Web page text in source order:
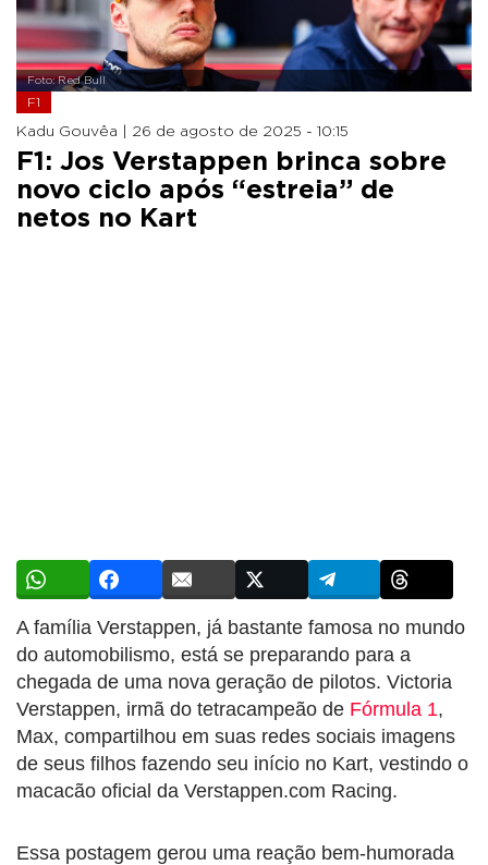
Foto: Red Bull
F1
Kadu Gouvêa | 26 de agosto de 2025 - 10:15
F1: Jos Verstappen brinca sobre
novo ciclo após “estreia” de
netos no Kart
A família Verstappen, já bastante famosa no mundo
do automobilismo, está se preparando para a
chegada de uma nova geração de pilotos. Victoria
Verstappen, irmã do tetracampeão de Fórmula 1,
Max, compartilhou em suas redes sociais imagens
de seus filhos fazendo seu início no Kart, vestindo o
macacão oficial da Verstappen.com Racing.
Essa postagem gerou uma reação bem-humorada